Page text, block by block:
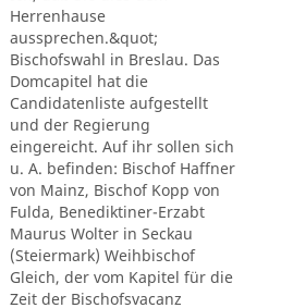
Herrenhause
aussprechen.&quot;
Bischofswahl in Breslau. Das
Domcapitel hat die
Candidatenliste aufgestellt
und der Regierung
eingereicht. Auf ihr sollen sich
u. A. befinden: Bischof Haffner
von Mainz, Bischof Kopp von
Fulda, Benediktiner-Erzabt
Maurus Wolter in Seckau
(Steiermark) Weihbischof
Gleich, der vom Kapitel für die
Zeit der Bischofsvacanz